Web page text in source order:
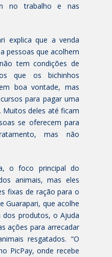
no trabalho e nas
explica que a venda
pessoas que acolhem
tem condições de
que os bichinhos
boa vontade, mas
para pagar uma
deles até ficam
se oferecem para
mas não
o foco principal do
animais, mas eles
fixas de ração para o
Guarapari, que acolhe
dos produtos, o Ajuda
ações para arrecadar
resgatados. “O
PicPay, onde recebe